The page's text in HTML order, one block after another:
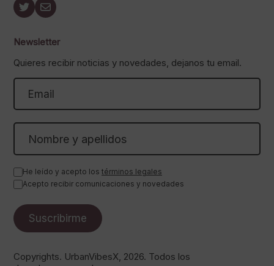
Newsletter
Quieres recibir noticias y novedades, dejanos tu email.
He leído y acepto los términos legales
Acepto recibir comunicaciones y novedades
Copyrights. UrbanVibesX, 2026. Todos los